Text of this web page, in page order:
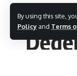
By using this site,
Policy and Terms